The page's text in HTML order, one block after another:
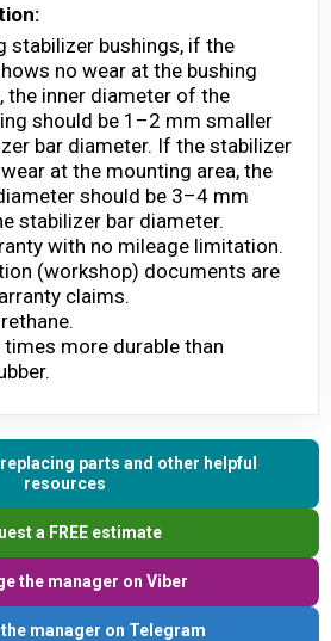
stabilizer bushings, if the
no wear at the bushing
the inner diameter of the
should be 1–2 mm smaller
bar diameter. If the stabilizer
at the mounting area, the
should be 3–4 mm
stabilizer bar diameter.
with no mileage limitation.
(workshop) documents are
claims.
more durable than
parts and other helpful
resources
a FREE estimate
the manager on Viber
manager on Telegram